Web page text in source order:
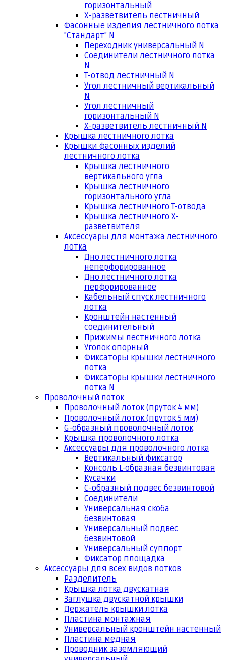
горизонтальный
Х-разветвитель лестничный
Фасонные изделия лестничного лотка
"Стандарт" N
Переходник универсальный N
Соединители лестничного лотка
N
Т-отвод лестничный N
Угол лестничный вертикальный
N
Угол лестничный
горизонтальный N
Х-разветвитель лестничный N
Крышка лестничного лотка
Крышки фасонных изделий
лестничного лотка
Крышка лестничного
вертикального угла
Крышка лестничного
горизонтального угла
Крышка лестничного Т-отвода
Крышка лестничного Х-
разветвителя
Аксессуары для монтажа лестничного
лотка
Дно лестничного лотка
неперфорированное
Дно лестничного лотка
перфорированное
Кабельный спуск лестничного
лотка
Кронштейн настенный
соединительный
Прижимы лестничного лотка
Уголок опорный
Фиксаторы крышки лестничного
лотка
Фиксаторы крышки лестничного
лотка N
Проволочный лоток
Проволочный лоток (пруток 4 мм)
Проволочный лоток (пруток 5 мм)
G-образный проволочный лоток
Крышка проволочного лотка
Аксессуары для проволочного лотка
Вертикальный фиксатор
Консоль L-образная безвинтовая
Кусачки
С-образный подвес безвинтовой
Соединители
Универсальная скоба
безвинтовая
Универсальный подвес
безвинтовой
Универсальный суппорт
Фиксатор площадка
Аксессуары для всех видов лотков
Разделитель
Крышка лотка двускатная
Заглушка двускатной крышки
Держатель крышки лотка
Пластина монтажная
Универсальный кронштейн настенный
Пластина медная
Проводник заземляющий